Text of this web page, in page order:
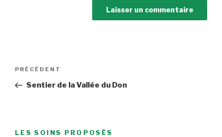
Navigation
l’article
Article
précédent
PRÉCÉDENT
Sentier de la Vallée du Don
LES SOINS PROPOSÉS